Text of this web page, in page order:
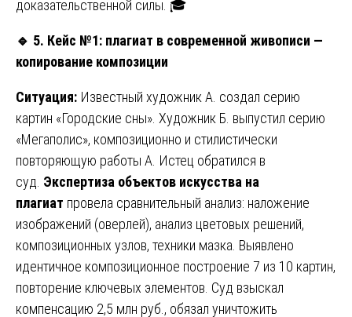
доказательственной силы. 🎓
🔹 5. Кейс №1: плагиат в современной живописи —
копирование композиции
Ситуация: Известный художник А. создал серию
картин «Городские сны». Художник Б. выпустил серию
«Мегаполис», композиционно и стилистически
повторяющую работы А. Истец обратился в
суд. Экспертиза объектов искусства на
плагиат провела сравнительный анализ: наложение
изображений (оверлей), анализ цветовых решений,
композиционных узлов, техники мазка. Выявлено
идентичное композиционное построение 7 из 10 картин,
повторение ключевых элементов. Суд взыскал
компенсацию 2,5 млн руб., обязал уничтожить